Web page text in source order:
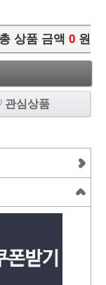
총 상품 금액 0 원
관심상품